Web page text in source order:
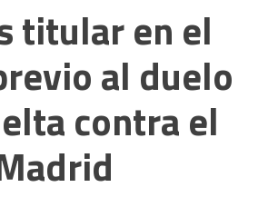
titular en el
al duelo
contra el